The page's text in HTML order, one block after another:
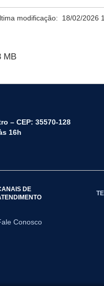
modificação: 18/02/2026
MB
– CEP: 35570-128
16h
DE
Conosco